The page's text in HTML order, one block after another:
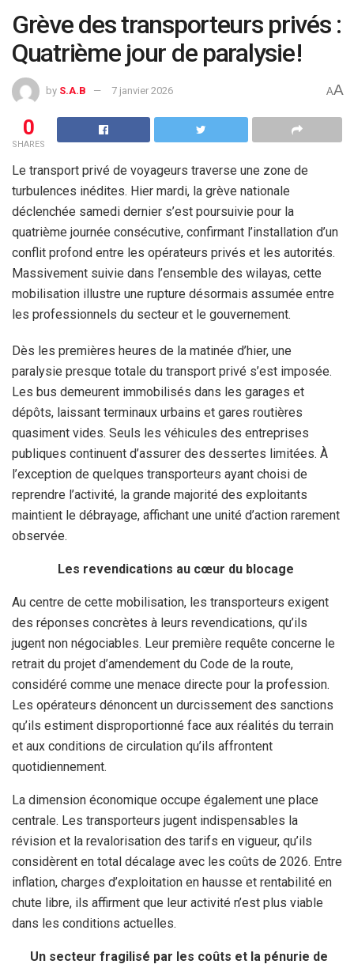
Grève des transporteurs privés :
Quatrième jour de paralysie !
by S.A.B 7 janvier 2026 AA
0
SHARES
Le transport privé de voyageurs traverse une zone de
turbulences inédites. Hier mardi, la grève nationale
déclenchée samedi dernier s’est poursuivie pour la
quatrième journée consécutive, confirmant l’installation d’un
conflit profond entre les opérateurs privés et les autorités.
Massivement suivie dans l’ensemble des wilayas, cette
mobilisation illustre une rupture désormais assumée entre
les professionnels du secteur et le gouvernement.
Dès les premières heures de la matinée d’hier, une
paralysie presque totale du transport privé s’est imposée.
Les bus demeurent immobilisés dans les garages et
dépôts, laissant terminaux urbains et gares routières
quasiment vides. Seuls les véhicules des entreprises
publiques continuent d’assurer des dessertes limitées. À
l’exception de quelques transporteurs ayant choisi de
reprendre l’activité, la grande majorité des exploitants
maintient le débrayage, affichant une unité d’action rarement
observée.
Les revendications au cœur du blocage
Au centre de cette mobilisation, les transporteurs exigent
des réponses concrètes à leurs revendications, qu’ils
jugent non négociables. Leur première requête concerne le
retrait du projet d’amendement du Code de la route,
considéré comme une menace directe pour la profession.
Les opérateurs dénoncent un durcissement des sanctions
qu’ils estiment disproportionné face aux réalités du terrain
et aux conditions de circulation qu’ils affrontent
quotidiennement.
La dimension économique occupe également une place
centrale. Les transporteurs jugent indispensables la
révision et la revalorisation des tarifs en vigueur, qu’ils
considèrent en total décalage avec les coûts de 2026. Entre
inflation, charges d’exploitation en hausse et rentabilité en
chute libre, ils affirment que leur activité n’est plus viable
dans les conditions actuelles.
Un secteur fragilisé par les coûts et la pénurie de